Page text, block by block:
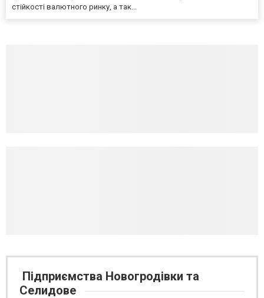
стійкості валютного ринку, а так...
Підприємства Новогродівки та
Селидове